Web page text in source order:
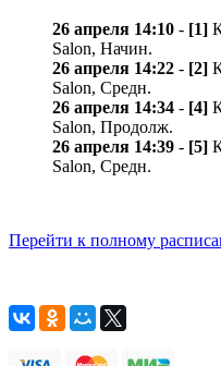
26 апреля 14:10 - [1]
Salon, Начин.
26 апреля 14:22 - [2]
Salon, Средн.
26 апреля 14:34 - [4]
Salon, Продолж.
26 апреля 14:39 - [5]
Salon, Средн.
Перейти к полному